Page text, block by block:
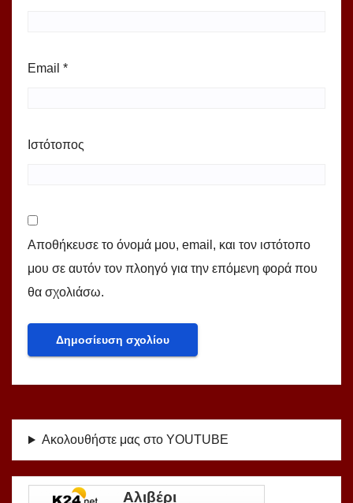
Email *
Ιστότοπος
Αποθήκευσε το όνομά μου, email, και τον ιστότοπο
μου σε αυτόν τον πλοηγό για την επόμενη φορά που
θα σχολιάσω.
Ακολουθήστε μας στο YOUTUBE